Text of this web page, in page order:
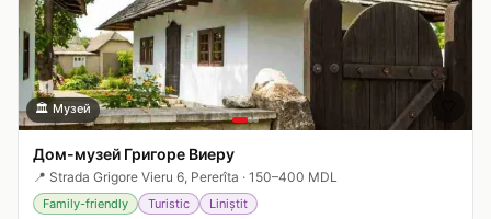
🏛️ Музей
Дом-музей Григоре Виеру
📍 Strada Grigore Vieru 6, Pererîta · 150–400 MDL
Family-friendly Turistic Liniștit